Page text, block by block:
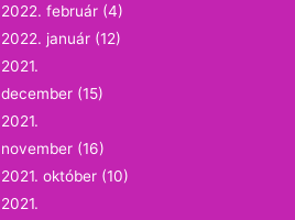
2022. február (4)
2022. január (12)
2021.
december (15)
2021.
november (16)
2021. október (10)
2021.